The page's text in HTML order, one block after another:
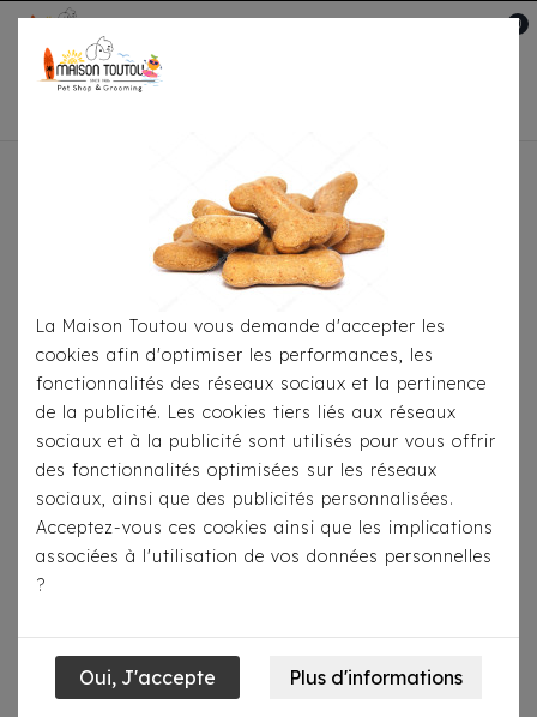
0
Accueil
Pour
Accessoires
Bandana Milk&Pepper -
Julia Flamand Rose/Fushia
La Maison Toutou vous demande d'accepter les
cookies afin d'optimiser les performances, les
fonctionnalités des réseaux sociaux et la pertinence
de la publicité. Les cookies tiers liés aux réseaux
sociaux et à la publicité sont utilisés pour vous offrir
des fonctionnalités optimisées sur les réseaux
sociaux, ainsi que des publicités personnalisées.
Acceptez-vous ces cookies ainsi que les implications
associées à l'utilisation de vos données personnelles
?